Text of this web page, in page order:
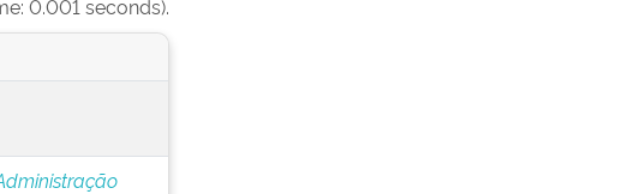
0.001 seconds).